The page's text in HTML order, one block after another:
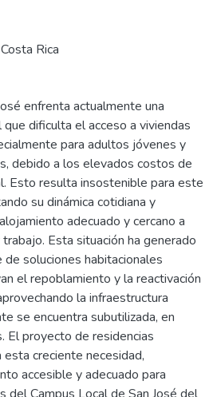
Rica
enfrenta actualmente una
dificulta el acceso a viviendas
para adultos jóvenes y
debido a los elevados costos de
Esto resulta insostenible para este
su dinámica cotidiana y
adecuado y cercano a
Esta situación ha generado
soluciones habitacionales
el repoblamiento y la reactivación
la infraestructura
se encuentra subutilizada, en
El proyecto de residencias
creciente necesidad,
accesible y adecuado para